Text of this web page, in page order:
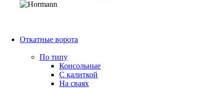
Откатные ворота
По типу
Консольные
С калиткой
На сваях